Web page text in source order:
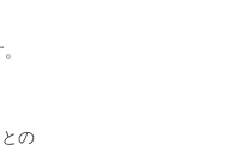
の